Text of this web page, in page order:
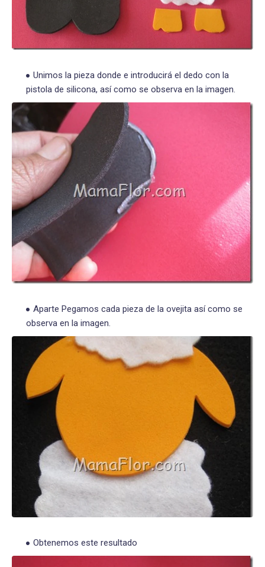
Unimos la pieza donde e introducirá el dedo con la
pistola de silicona, así como se observa en la imagen.
Aparte Pegamos cada pieza de la ovejita así como se
observa en la imagen.
Obtenemos este resultado